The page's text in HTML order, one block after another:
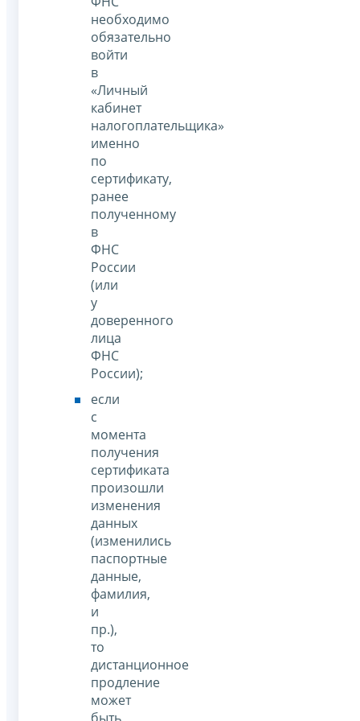
необходимо
обязательно
войти
в
«Личный
кабинет
налогоплательщика»
именно
по
сертификату,
ранее
полученному
в
ФНС
России
(или
у
доверенного
лица
ФНС
России);
если
с
момента
получения
сертификата
произошли
изменения
данных
(изменились
паспортные
данные,
фамилия,
и
пр.),
то
дистанционное
продление
может
быть